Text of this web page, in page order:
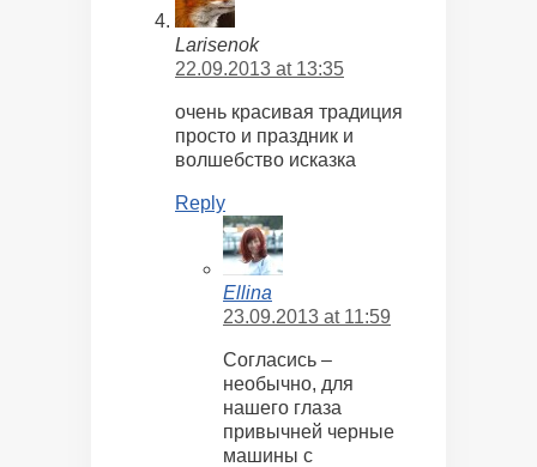
Larisenok
22.09.2013 at 13:35
очень красивая традиция
просто и праздник и
волшебство исказка
Reply
Ellina
23.09.2013 at 11:59
Согласись –
необычно, для
нашего глаза
привычней черные
машины с